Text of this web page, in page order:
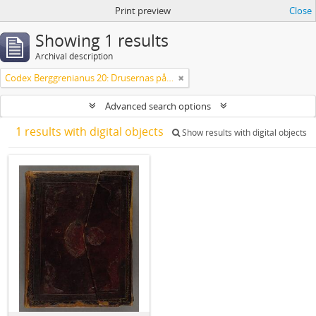
Print preview Close
Showing 1 results
Archival description
Codex Berggrenianus 20: Drusernas på Libanon heliga bok
Advanced search options
1 results with digital objects Show results with digital objects